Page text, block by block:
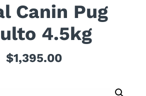
Canin Pug
4.5kg
$1,395.00